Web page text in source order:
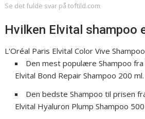
Se det fulde svar på toftild.com
Hvilken Elvital shampoo
L'Oréal Paris Elvital Color Vive
Den mest populære Shampoo fra
Elvital Bond Repair Shampoo 200 ml.
Den bedste Shampoo til prisen
Elvital Hyaluron Plump Shampoo 500